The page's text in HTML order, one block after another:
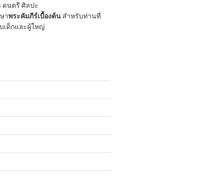
ดนตรี ศิลปะ
าพระคัมภีร์เบื้องต้น สำหรับท่านที่
เด็กและผู้ใหญ่